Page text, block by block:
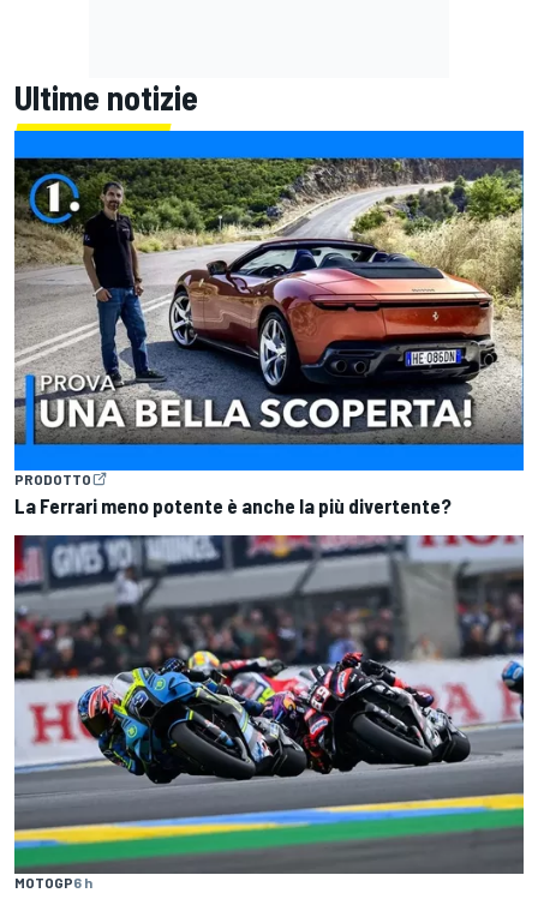
Ultime notizie
PRODOTTO
La Ferrari meno potente è anche la più divertente?
MOTOGP6 h